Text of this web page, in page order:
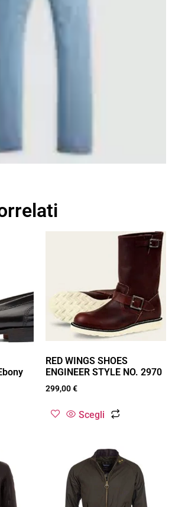
RED WINGS SHOES
ENGINEER STYLE NO. 2970
299,00€
Scegli